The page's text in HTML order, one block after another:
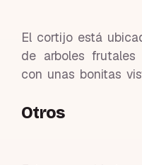
El cortijo está
de arboles
con unas bonitas
Otros